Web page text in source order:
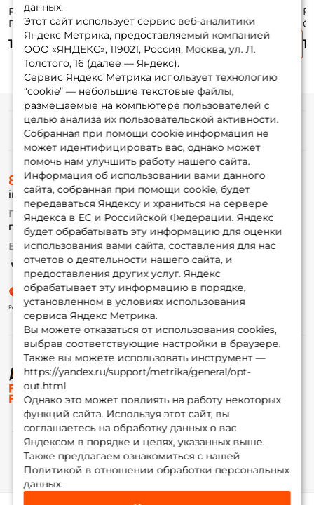
Воблер Zipbaits
Rigge 35f 3,5см.
2гр. #050R до 0,8м.
floating
1 750 ₽
Rigge 35f 3,5см.
2гр. 510R до 0,8м.
floating
1 750 ₽
Countdown 05 5см.
5гр. TR до 1,8м.
sinking
1 500 ₽ 1
данных.
Этот сайт использует сервис веб-аналитики
Яндекс Метрика, предоставляемый компанией
ООО «ЯНДЕКС», 119021, Россия, Москва, ул. Л.
Толстого, 16 (далее — Яндекс).
Сервис Яндекс Метрика использует технологию
“cookie” — небольшие текстовые файлы,
размещаемые на компьютере пользователей с
целью анализа их пользовательской активности.
Собранная при помощи cookie информация не
может идентифицировать вас, однако может
помочь нам улучшить работу нашего сайта.
Информация об использовании вами данного
сайта, собранная при помощи cookie, будет
передаваться Яндексу и храниться на сервере
Яндекса в ЕС и Российской Федерации. Яндекс
будет обрабатывать эту информацию для оценки
использования вами сайта, составления для нас
отчетов о деятельности нашего сайта, и
предоставления других услуг. Яндекс
обрабатывает эту информацию в порядке,
установленном в условиях использования
сервиса Яндекс Метрика.
Вы можете отказаться от использования cookies,
выбрав соответствующие настройки в браузере.
Также вы можете использовать инструмент —
https://yandex.ru/support/metrika/general/opt-
out.html
Однако это может повлиять на работу некоторых
функций сайта. Используя этот сайт, вы
соглашаетесь на обработку данных о вас
Яндексом в порядке и целях, указанных выше.
Также предлагаем ознакомиться с нашей
Политикой в отношении обработки персональных
данных.
© ФоксФишинг, 2009-2026
Информация
О магазине
Доставка
Оплата
Fox-bonus
Гуру
Партнерская программа
8 (495) 532-77-88
info@foxfishing.ru
По вопросам с заказом
г. Москва, ул. Плеханова д.7
Ежедневно 10:00 до 20:00